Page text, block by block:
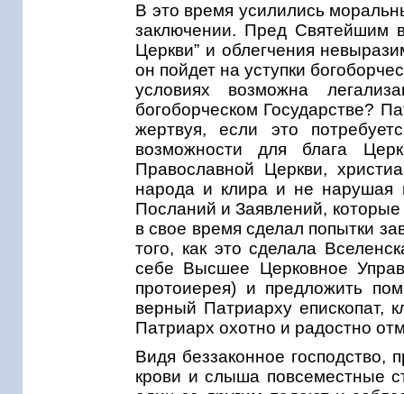
В это время усилились
заключении. Пред Святейшим
Церкви” и облегчения
он пойдет на уступки
условиях возможна
богоборческом Государстве?
жертвуя, если это
возможности для блага
Православной Церкви,
народа и клира и не нарушая
Посланий и Заявлений,
в свое время сделал попытки
того, как это сделала
себе Высшее Церковное
протоиерея) и предложить
верный Патриарху епископат,
Патриарх охотно и радостно
Видя беззаконное
крови и слыша повсеместные